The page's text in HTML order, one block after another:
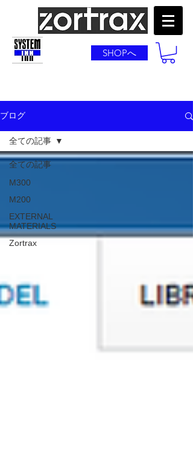
SHOPへ
ブログ
全ての記事
M300
M200
EXTERNAL
MATERIALS
Zortrax
全ての記事